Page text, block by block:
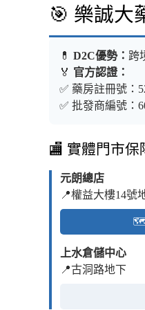
🎯 樂誠大
💊 D2C優勢： 跨
🏅 官方認證：
✅ 藥房註冊號：
✅ 批發商編號：
🏬 實體門市保
元朗總店
📍權益大樓14號
🗺️
上水倉儲中心
📍古洞路地下